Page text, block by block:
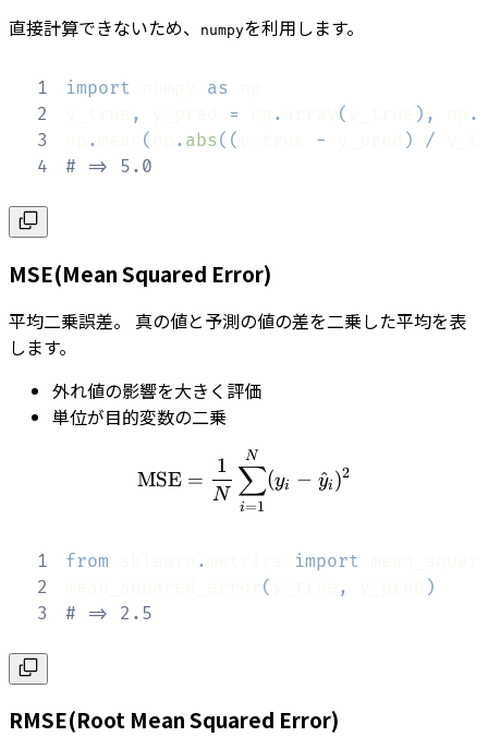
直接計算できないため、 numpyを利用します。
1 import as
2
, = . ( ) , .
3
. ( . abs ( ( - ) /
4
# => 5.0
MSE(Mean Squared Error)
平均二乗誤差。 真の値と予測の値の差を二乗した平均を表
します。
外れ値の影響を大きく評価
単位が目的変数の二乗
\textrm{MSE} =
MSE =
N
1
i=1
∑
N
(yi − y
^i )2
1 from .
import
2
( ,
)
3
# => 2.5
RMSE(Root Mean Squared Error)